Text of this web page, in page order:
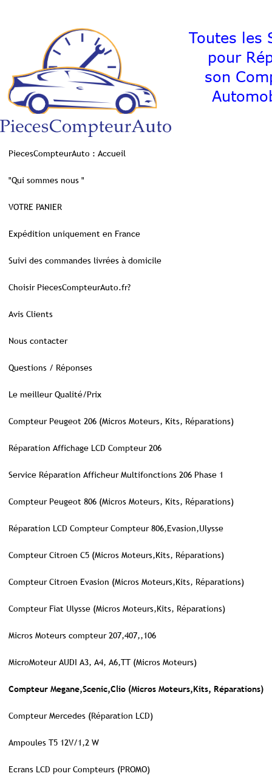
Toutes les
pour
son
PiecesCompteurAuto : Accueil
"Qui sommes nous "
VOTRE PANIER
Expédition uniquement en France
Suivi des commandes livrées à domicile
Choisir PiecesCompteurAuto.fr?
Avis Clients
Nous contacter
Questions / Réponses
Le meilleur Qualité/Prix
Compteur Peugeot 206 (Micros Moteurs, Kits, Réparations)
Réparation Affichage LCD Compteur 206
Service Réparation Afficheur Multifonctions 206 Phase 1
Compteur Peugeot 806 (Micros Moteurs, Kits, Réparations)
Réparation LCD Compteur Compteur 806,Evasion,Ulysse
Compteur Citroen C5 (Micros Moteurs,Kits, Réparations)
Compteur Citroen Evasion (Micros Moteurs,Kits, Réparations)
Compteur Fiat Ulysse (Micros Moteurs,Kits, Réparations)
Micros Moteurs compteur 207,407,,106
MicroMoteur AUDI A3, A4, A6,TT (Micros Moteurs)
Compteur Megane,Scenic,Clio (Micros Moteurs,Kits, Réparations)
Compteur Mercedes (Réparation LCD)
Ampoules T5 12V/1,2 W
Ecrans LCD pour Compteurs (PROMO)